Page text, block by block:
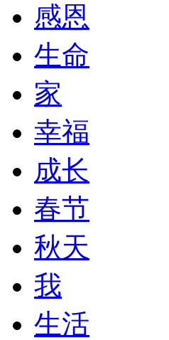
感恩
生命
家
幸福
成长
春节
秋天
我
生活